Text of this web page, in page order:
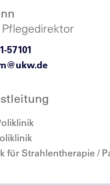
57101
für Strahlentherapie /